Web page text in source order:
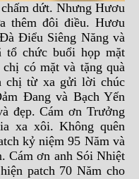
dứt. Nhưng Hươu
thêm đôi điều. Hươu
Điểu Siêng Năng và
chức buổi họp mặt
có mặt và tặng quà
chị từ xa gửi lời chúc
Đang và Bạch Yến
đẹp. Cám ơn Trưởng
xa xôi. Không quên
kỷ niệm 95 Năm và
Cám ơn anh Sói Nhiệt
patch 70 Năm cho